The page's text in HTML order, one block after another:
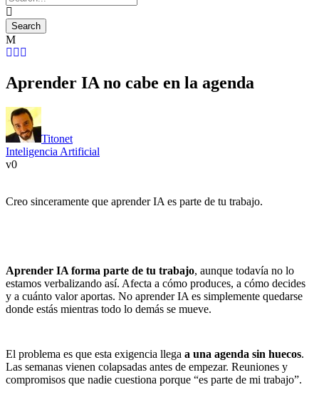
Aprender IA no cabe en la agenda
Titonet
Inteligencia Artificial
0
Creo sinceramente que aprender IA es parte de tu trabajo.
Aprender IA forma parte de tu trabajo, aunque todavía no lo
estamos verbalizando así. Afecta a cómo produces, a cómo decides
y a cuánto valor aportas. No aprender IA es simplemente quedarse
donde estás mientras todo lo demás se mueve.
El problema es que esta exigencia llega a una agenda sin huecos.
Las semanas vienen colapsadas antes de empezar. Reuniones y
compromisos que nadie cuestiona porque “es parte de mi trabajo”.